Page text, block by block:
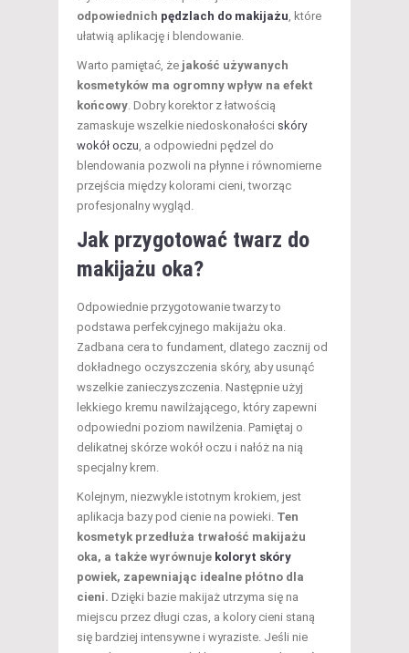
odpowiednich pędzlach do makijażu, które
ułatwią aplikację i blendowanie.
Warto pamiętać, że jakość używanych
kosmetyków ma ogromny wpływ na efekt
końcowy. Dobry korektor z łatwością
zamaskuje wszelkie niedoskonałości skóry
wokół oczu, a odpowiedni pędzel do
blendowania pozwoli na płynne i równomierne
przejścia między kolorami cieni, tworząc
profesjonalny wygląd.
Jak przygotować twarz do
makijażu oka?
Odpowiednie przygotowanie twarzy to
podstawa perfekcyjnego makijażu oka.
Zadbana cera to fundament, dlatego zacznij od
dokładnego oczyszczenia skóry, aby usunąć
wszelkie zanieczyszczenia. Następnie użyj
lekkiego kremu nawilżającego, który zapewni
odpowiedni poziom nawilżenia. Pamiętaj o
delikatnej skórze wokół oczu i nałóż na nią
specjalny krem.
Kolejnym, niezwykle istotnym krokiem, jest
aplikacja bazy pod cienie na powieki. Ten
kosmetyk przedłuża trwałość makijażu
oka, a także wyrównuje koloryt skóry
powiek, zapewniając idealne płótno dla
cieni. Dzięki bazie makijaż utrzyma się na
miejscu przez długi czas, a kolory cieni staną
się bardziej intensywne i wyraziste. Jeśli nie